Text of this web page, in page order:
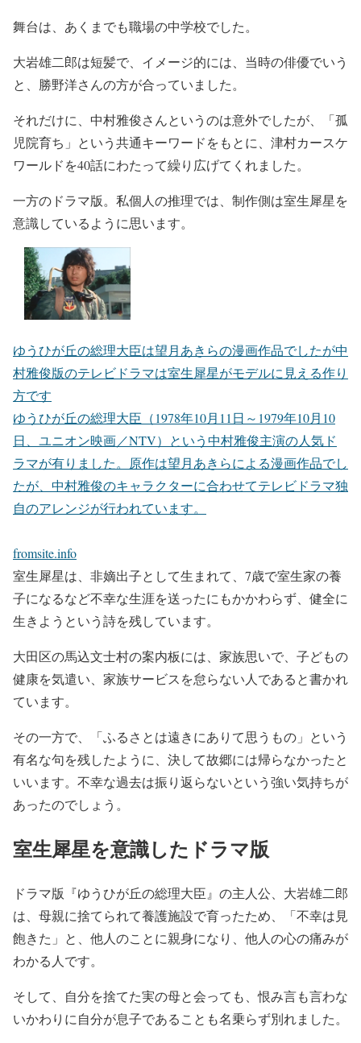
舞台は、あくまでも職場の中学校でした。
大岩雄二郎は短髪で、イメージ的には、当時の俳優でいう
と、勝野洋さんの方が合っていました。
それだけに、中村雅俊さんというのは意外でしたが、「孤
児院育ち」という共通キーワードをもとに、津村カースケ
ワールドを40話にわたって繰り広げてくれました。
一方のドラマ版。私個人の推理では、制作側は室生犀星を
意識しているように思います。
ゆうひが丘の総理大臣は望月あきらの漫画作品でしたが中
村雅俊版のテレビドラマは室生犀星がモデルに見える作り
方です
ゆうひが丘の総理大臣（1978年10月11日～1979年10月10
日、ユニオン映画／NTV）という中村雅俊主演の人気ド
ラマが有りました。原作は望月あきらによる漫画作品でし
たが、中村雅俊のキャラクターに合わせてテレビドラマ独
自のアレンジが行われています。
fromsite.info
室生犀星は、非嫡出子として生まれて、7歳で室生家の養
子になるなど不幸な生涯を送ったにもかかわらず、健全に
生きようという詩を残しています。
大田区の馬込文士村の案内板には、家族思いで、子どもの
健康を気遣い、家族サービスを怠らない人であると書かれ
ています。
その一方で、「ふるさとは遠きにありて思うもの」という
有名な句を残したように、決して故郷には帰らなかったと
いいます。不幸な過去は振り返らないという強い気持ちが
あったのでしょう。
室生犀星を意識したドラマ版
ドラマ版『ゆうひが丘の総理大臣』の主人公、大岩雄二郎
は、母親に捨てられて養護施設で育ったため、「不幸は見
飽きた」と、他人のことに親身になり、他人の心の痛みが
わかる人です。
そして、自分を捨てた実の母と会っても、恨み言も言わな
いかわりに自分が息子であることも名乗らず別れました。